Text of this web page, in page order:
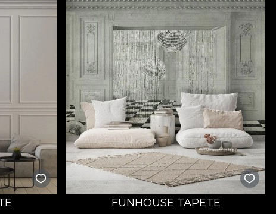
sufragerie VLAdiLA
aspectul impecabil pe termen lung. Oricare ar fi
care arată impecabil și se potrivește în orice spațiu.
deoarece totul este mult mai simplu, mai rapid și
pentru living VLAdiLA și bucură-te de un ambient
colecția noastră de tapete și transformă-ți sufrageria
FUNHOUSE TAPETE